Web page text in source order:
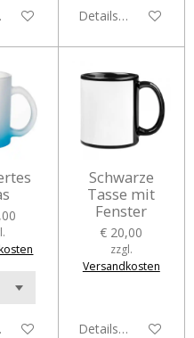
Details anzeigen
Schwarze
Tasse mit
Fenster
€ 20,00
zzgl.
Versandkosten
Details anzeigen